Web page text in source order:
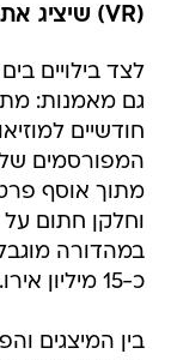
(VR) שיציג את עולמו של האמן הגאון
לצד בילויים
גם מאמנות:
חודשיים
המפורסמים
מתוך אוסף
וחלקן חתום
במהדורה
כ-15 מיליון אירו.
בין המיצגים